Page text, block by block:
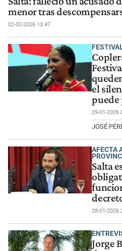
menor tras
02-02-2026 13:47
el
puede
29-01-2026
JOSÉ
AFECTA
Salta
28-01-2026
Jorge